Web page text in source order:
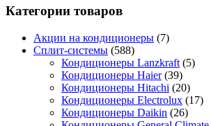
Категории товаров
Акции на кондиционеры (7)
Сплит-системы (588)
Кондиционеры Lanzkraft (5)
Кондиционеры Haier (39)
Кондиционеры Hitachi (20)
Кондиционеры Electrolux (17)
Кондиционеры Daikin (26)